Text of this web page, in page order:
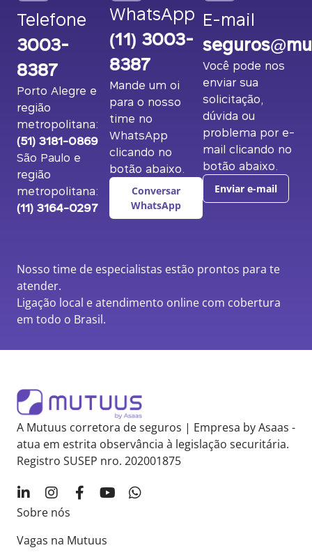
Telefone
3003-
8387
Porto Alegre e
região
metropolitana:
(51) 3181-0869
São Paulo e
região
metropolitana:
(11) 3164-0297
WhatsApp
(11) 3003-
8387
Mande um oi
para o nosso
time no
WhatsApp
clicando no
botão abaixo.
Conversar
WhatsApp
E-mail
Você pode nos
enviar sua
solicitação,
dúvida ou
problema por e-
mail clicando no
botão abaixo.
Enviar e-mail
Nosso time de especialistas estão prontos para te
atender.
Ligação local e atendimento online com cobertura
em todo o Brasil.
A Mutuus corretora de seguros | Empresa by Asaas -
atua em estrita observância à legislação securitária.
Registro SUSEP nro. 202001875
Sobre nós
Vagas na Mutuus